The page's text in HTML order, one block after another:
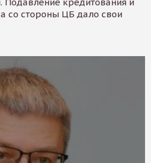
со стороны ЦБ дало свои